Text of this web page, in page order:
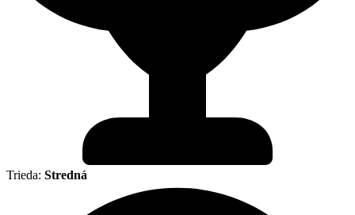
Trieda: Stredná